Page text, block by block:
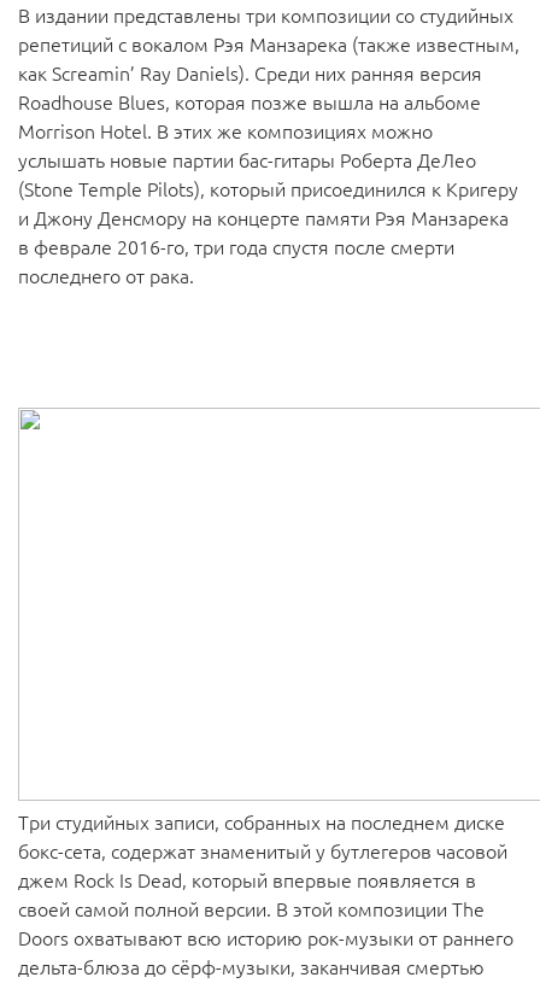
В издании представлены три композиции со студийных
репетиций с вокалом Рэя Манзарека (также известным,
как Screamin’ Ray Daniels). Среди них ранняя версия
Roadhouse Blues, которая позже вышла на альбоме
Morrison Hotel. В этих же композициях можно
услышать новые партии бас-гитары Роберта ДеЛео
(Stone Temple Pilots), который присоединился к Кригеру
и Джону Денсмору на концерте памяти Рэя Манзарека
в феврале 2016-го, три года спустя после смерти
последнего от рака.
Три студийных записи, собранных на последнем диске
бокс-сета, содержат знаменитый у бутлегеров часовой
джем Rock Is Dead, который впервые появляется в
своей самой полной версии. В этой композиции The
Doors охватывают всю историю рок-музыки от раннего
дельта-блюза до сёрф-музыки, заканчивая смертью